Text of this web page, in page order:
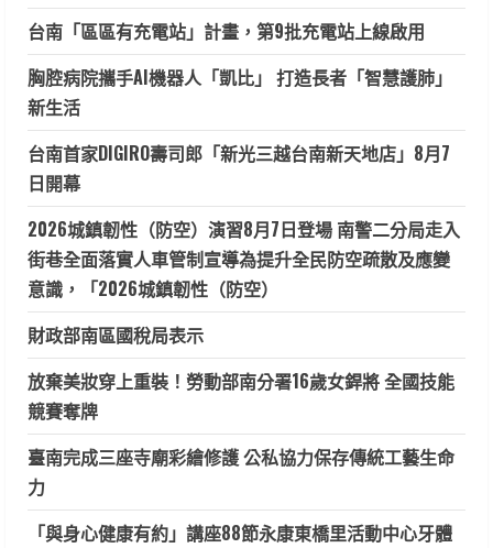
台南「區區有充電站」計畫，第9批充電站上線啟用
胸腔病院攜手AI機器人「凱比」 打造長者「智慧護肺」
新生活
台南首家DIGIRO壽司郎「新光三越台南新天地店」8月7
日開幕
2026城鎮韌性（防空）演習8月7日登場 南警二分局走入
街巷全面落實人車管制宣導為提升全民防空疏散及應變
意識，「2026城鎮韌性（防空）
財政部南區國稅局表示
放棄美妝穿上重裝！勞動部南分署16歲女銲將 全國技能
競賽奪牌
臺南完成三座寺廟彩繪修護 公私協力保存傳統工藝生命
力
「與身心健康有約」講座88節永康東橋里活動中心牙體